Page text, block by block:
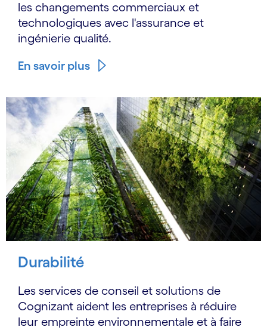
les changements commerciaux et
technologiques avec l'assurance et
ingénierie qualité.
En savoir plus
Durabilité
Les services de conseil et solutions de
Cognizant aident les entreprises à réduire
leur empreinte environnementale et à faire